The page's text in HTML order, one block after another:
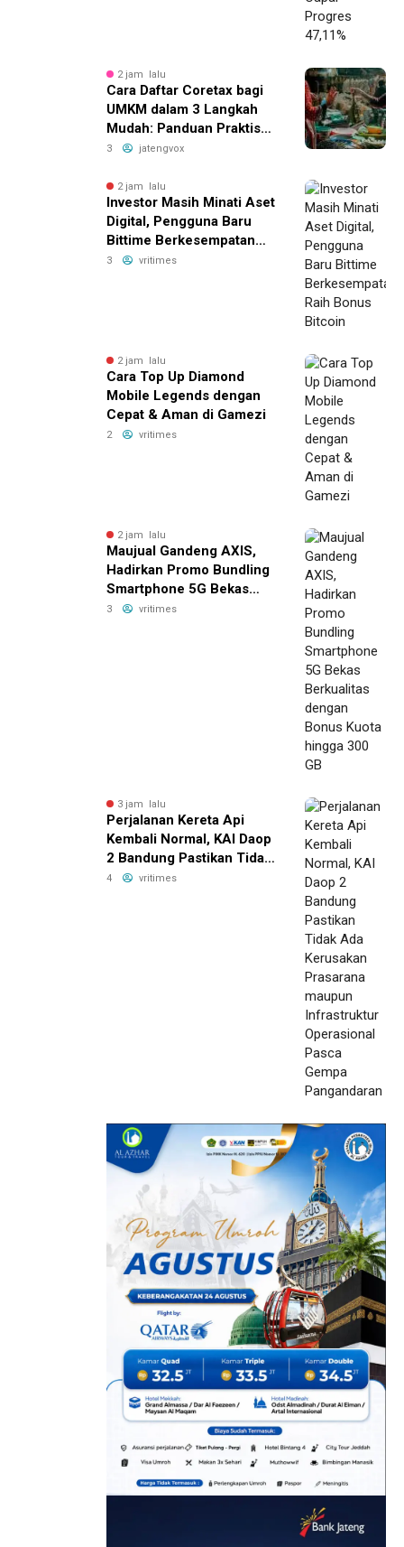
2 jam lalu
Cara Daftar Coretax bagi
UMKM dalam 3 Langkah
Mudah: Panduan Praktis
yang Bikin Bisnis Anda
3 jatengvox
2 jam lalu
Investor Masih Minati Aset
Digital, Pengguna Baru
Bittime Berkesempatan
Raih Bonus Bitcoin
3 vritimes
2 jam lalu
Cara Top Up Diamond
Mobile Legends dengan
Cepat & Aman di Gamezi
2 vritimes
2 jam lalu
Maujual Gandeng AXIS,
Hadirkan Promo Bundling
Smartphone 5G Bekas
Berkualitas dengan Bonus
3 vritimes
3 jam lalu
Perjalanan Kereta Api
Kembali Normal, KAI Daop
2 Bandung Pastikan Tidak
Ada Kerusakan Prasarana
4 vritimes